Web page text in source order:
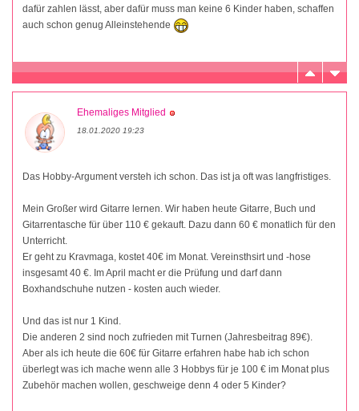
dafür zahlen lässt, aber dafür muss man keine 6 Kinder haben, schaffen
auch schon genug Alleinstehende
Ehemaliges Mitglied
18.01.2020 19:23
Das Hobby-Argument versteh ich schon. Das ist ja oft was langfristiges.
Mein Großer wird Gitarre lernen. Wir haben heute Gitarre, Buch und
Gitarrentasche für über 110 € gekauft. Dazu dann 60 € monatlich für den
Unterricht.
Er geht zu Kravmaga, kostet 40€ im Monat. Vereinsthsirt und -hose
insgesamt 40 €. Im April macht er die Prüfung und darf dann
Boxhandschuhe nutzen - kosten auch wieder.
Und das ist nur 1 Kind.
Die anderen 2 sind noch zufrieden mit Turnen (Jahresbeitrag 89€).
Aber als ich heute die 60€ für Gitarre erfahren habe hab ich schon
überlegt was ich mache wenn alle 3 Hobbys für je 100 € im Monat plus
Zubehör machen wollen, geschweige denn 4 oder 5 Kinder?